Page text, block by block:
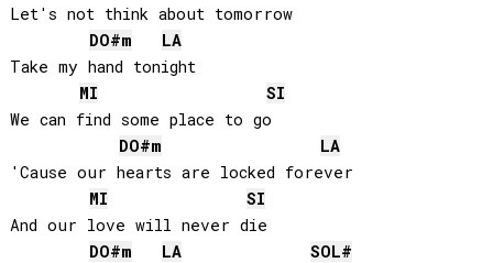
Let's not think about tomorrow
DO#m
LA
Take my hand tonight
MI
SI
We can find some place to go
DO#m
LA
'Cause our hearts are locked forever
MI
SI
And our love will never die
DO#m LA
SOL#